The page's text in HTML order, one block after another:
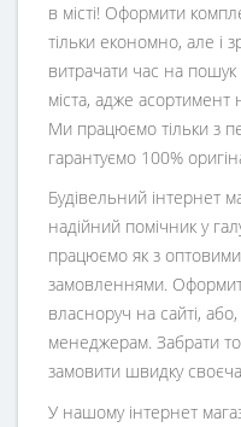
в місті! Оформити
тільки економно, але і
витрачати час на пошук
міста, адже
Ми працюємо тільки з
гарантуємо 100%
Будівельний інтернет
надійний помічник у
працюємо як з оптовими
замовленнями.
власноруч на сайті,
менеджерам. Забрати
замовити швидку
У нашому інтернет